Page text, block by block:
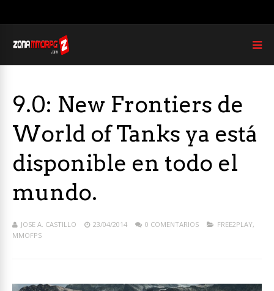
9.0: New Frontiers de
World of Tanks ya está
disponible en todo el
mundo.
JOSE A. CASTILLO 23/04/2014 0 COMENTARIOS FREE2PLAY,
MMOFPS